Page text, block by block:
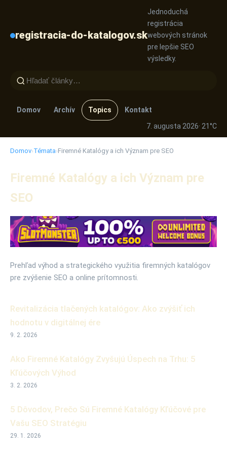
registracia-do-katalogov.sk
Jednoduchá
registrácia
webových stránok
pre lepšie SEO
výsledky.
Domov Archív Topics
Kontakt
7. augusta 2026· 21°C
Domov›Témata›Firemné Katalógy a ich Význam pre SEO
Firemné Katalógy a ich Význam pre
SEO
Prehľad výhod a strategického využitia firemných katalógov
pre zvýšenie SEO a online prítomnosti.
Revitalizácia tlačených katalógov: Ako zvýšiť ich
hodnotu v digitálnej ére
9. 2. 2026
Ako Firemné Katalógy Zvyšujú Úspech na Trhu: 5
Kľúčových Výhod
3. 2. 2026
5 Dôvodov, Prečo Sú Firemné Katalógy Kľúčové pre
Vašu SEO Stratégiu
29. 1. 2026